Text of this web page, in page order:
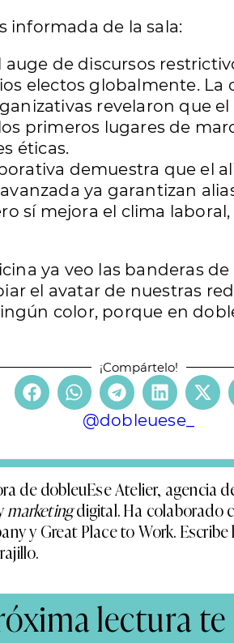
informada de la sala:
auge de discursos
electos globalmente.
revelaron que
primeros lugares de
éticas.
demuestra que el
ya garantizan
sí mejora el clima
ya veo las banderas
el avatar de nuestras
color, porque en
¡Compártelo!
@dobleuese_
de dobleuEse Atelier, agencia
marketingdigital. Ha colaborado
y Great Place to Work. Escribe
lectura te